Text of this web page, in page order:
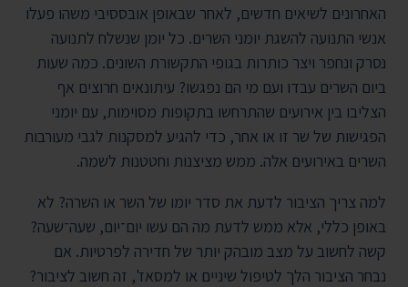
האחרונים לשיאים חדשים, לאחר שבאופן אובססיבי משהו פעלו
אנשי התנועה להשגת יומני השרים. כל יומן שנשלח לתנועה
נסרק ונחפר ויצר כותרות בגופי התקשורת השונים. כמה שעות
ביום השרים עבדו ועם מי הם נפגשו? עיתונאים חרוצים אף
הצליבו בין אירועים שהתרחשו בתקופות מסוימות, עם יומני
הפגישות של שר זו או אחר, כדי להגיע למסקנות לגבי מעורבות
השרים באירועים אלה. ממש מציצנות וחטטנות לשמה.
למה צריך הציבור לדעת את סדר יומו של השר או השרה? לא
באופן כללי, אלא ממש לדעת מה הם עשו יום־יום, שעה־שעה?
קשה לחשוב על מצב מובהק יותר של חדירה לפרטיות. אם
נבחר הציבור הלך לטיפול שיניים או למסאז', זה חשוב לציבור?